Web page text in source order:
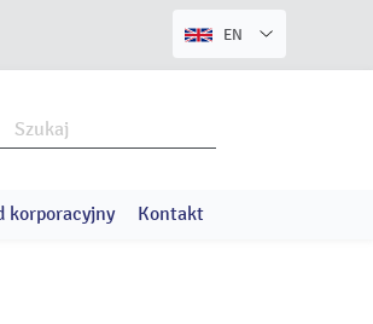
EN
korporacyjny Kontakt